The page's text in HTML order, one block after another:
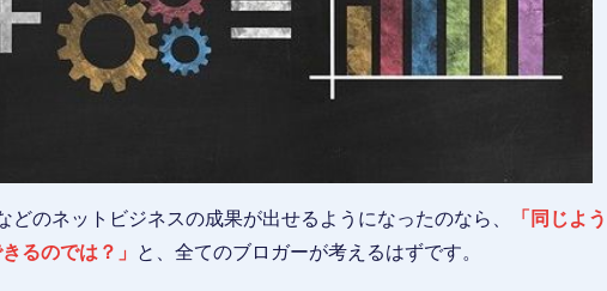
のネットビジネスの成果が出せるようになったのなら、
「同じよう
るのでは？」
と、全てのブロガーが考えるはずです。